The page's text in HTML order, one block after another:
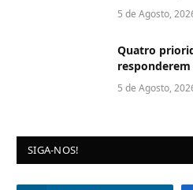
5 de Agosto,
Quatro
5 de Agosto,
SIGA-NOS!